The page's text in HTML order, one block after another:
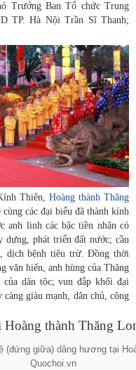
Trưởng Ban Tổ chức Trung
TP. Hà Nội Trần Sĩ Thanh;
Thiên, Hoàng thành Thăng
các đại biểu đã thành kính
anh linh các bậc tiền nhân có
dựng, phát triển đất nước; cầu
dịch bệnh tiêu trừ. Đồng thời
văn hiến, anh hùng của Thăng
dân tộc; vun đắp khối đại
giàu mạnh, dân chủ, công
giữa) dâng hương tại
Quochoi.vn